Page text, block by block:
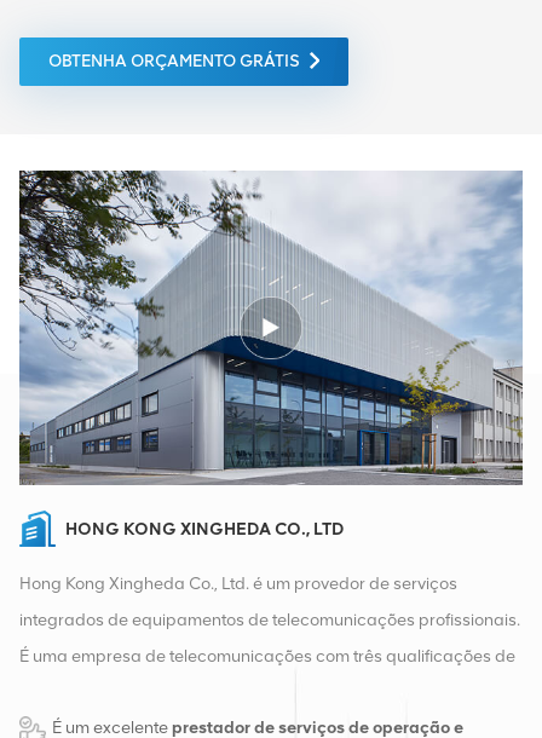
OBTENHA ORÇAMENTO GRÁTIS
HONG KONG XINGHEDA CO., LTD
Hong Kong Xingheda Co., Ltd. é um provedor de serviços
integrados de equipamentos de telecomunicações profissionais.
É uma empresa de telecomunicações com três qualificações de
empresa possui dois armazéns inteligentes e centros de
É um excelenteprestador de serviços de operação e